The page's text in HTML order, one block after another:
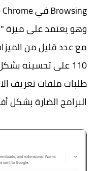
110 على تحسينه
طلبات ملفات تعريف
البرامج الضارة بشكل